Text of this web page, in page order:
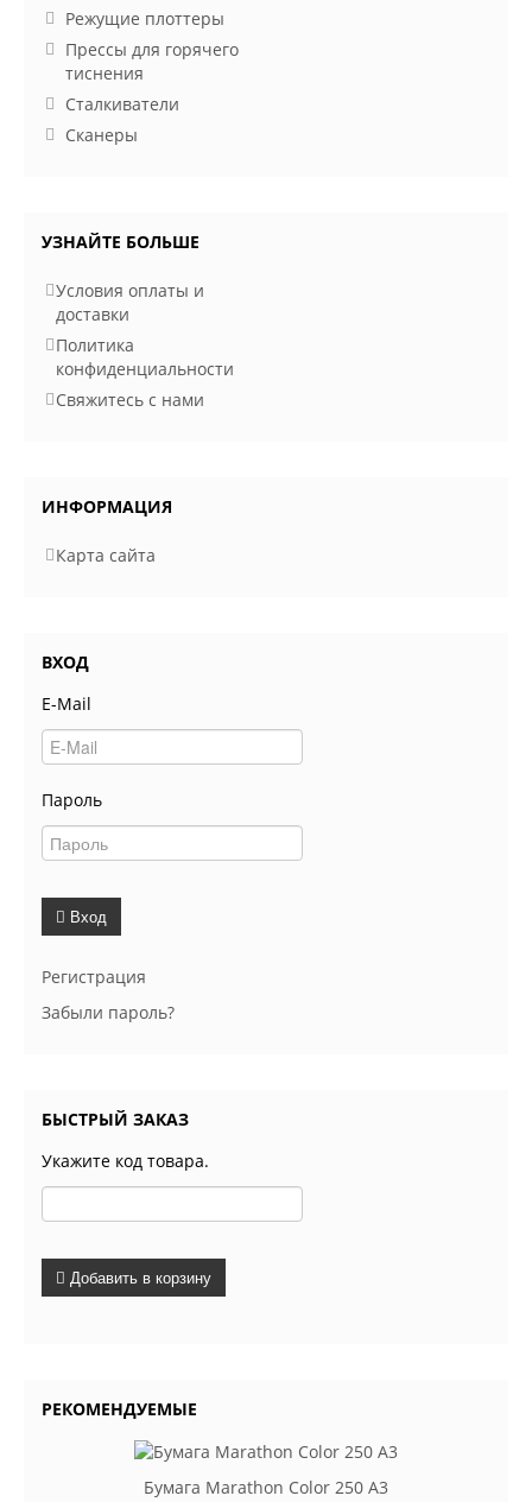
Режущие плоттеры
Прессы для горячего
тиснения
Сталкиватели
Сканеры
УЗНАЙТЕ БОЛЬШЕ
Условия оплаты и
доставки
Политика
конфиденциальности
Свяжитесь с нами
ИНФОРМАЦИЯ
Карта сайта
ВХОД
E-Mail
Пароль
Вход
Регистрация
Забыли пароль?
БЫСТРЫЙ ЗАКАЗ
Укажите код товара.
Добавить в корзину
РЕКОМЕНДУЕМЫЕ
Бумага Marathon Color 250 А3